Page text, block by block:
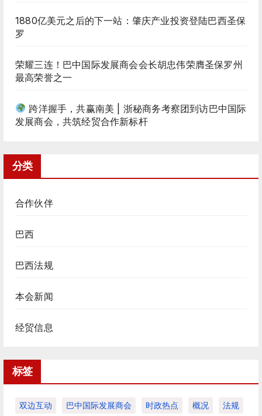
1880亿美元之后的下一站：肇庆产业投资登陆巴西圣保
罗
荣耀三连！巴中国际发展商会会长胡忠伟荣膺圣保罗州
最高荣誉之一
跨洋握手，共赢南美 | 浙秘商务考察团到访巴中国际
发展商会，共筑经贸合作新标杆
分类
合作伙伴
巴西
巴西法规
本会新闻
经贸信息
标签
双边互动 巴中国际发展商会 时政热点 概况 法规